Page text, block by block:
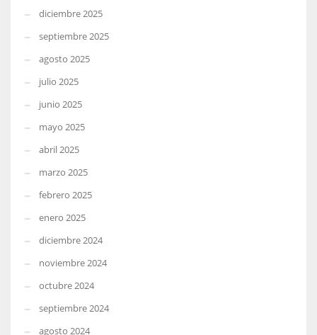
diciembre 2025
septiembre 2025
agosto 2025
julio 2025
junio 2025
mayo 2025
abril 2025
marzo 2025
febrero 2025
enero 2025
diciembre 2024
noviembre 2024
octubre 2024
septiembre 2024
agosto 2024